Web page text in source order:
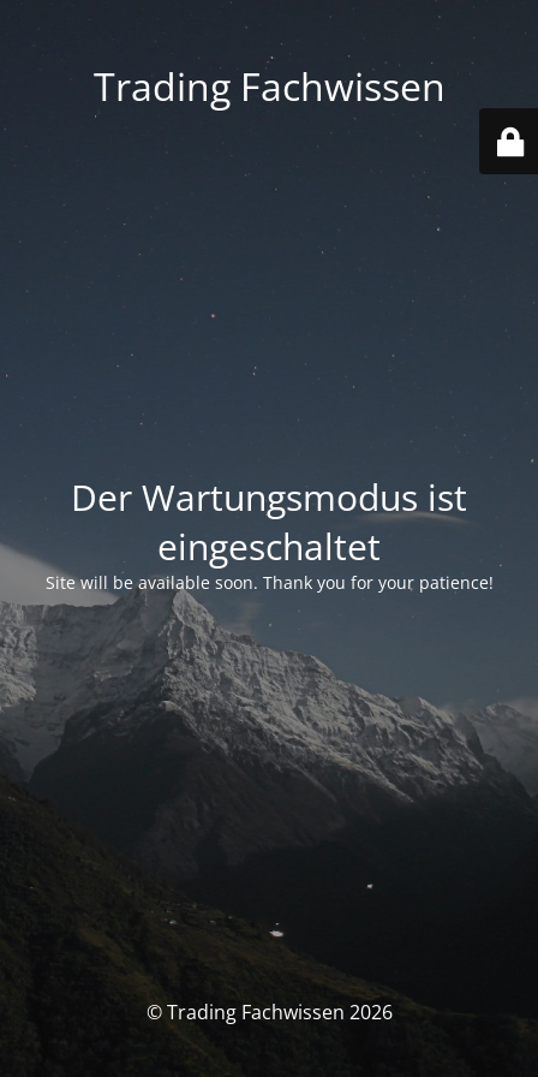
Trading Fachwissen
Der Wartungsmodus ist
eingeschaltet
Site will be available soon. Thank you for your patience!
© Trading Fachwissen 2026